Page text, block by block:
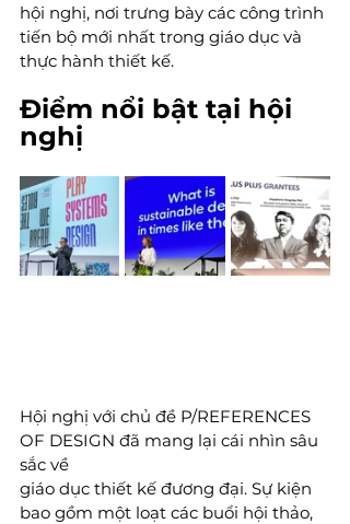
hội nghị, nơi trưng bày các công trình
tiến bộ mới nhất trong giáo dục và
thực hành thiết kế.
Điểm nổi bật tại hội
nghị
Hội nghị với chủ đề P/REFERENCES
OF DESIGN đã mang lại cái nhìn sâu
sắc về
giáo dục thiết kế đương đại. Sự kiện
bao gồm một loạt các buổi hội thảo,